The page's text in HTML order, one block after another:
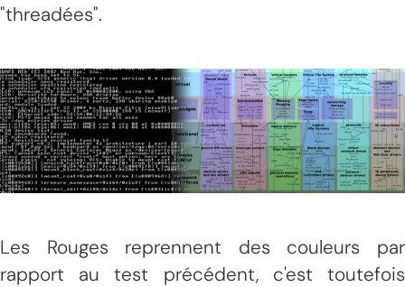
"threadées".
Les Rouges reprennent des couleurs par
rapport au test précédent, c'est toutefois